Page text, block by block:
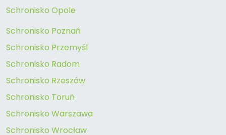
Schronisko Opole
Schronisko Poznań
Schronisko Przemyśl
Schronisko Radom
Schronisko Rzeszów
Schronisko Toruń
Schronisko Warszawa
Schronisko Wrocław